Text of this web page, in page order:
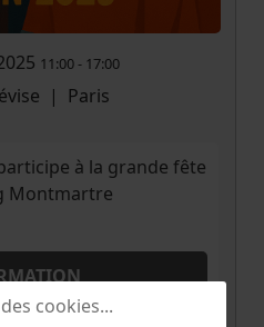
11:00- 17:00
| Paris
à la grande fête
Montmartre
cookies...